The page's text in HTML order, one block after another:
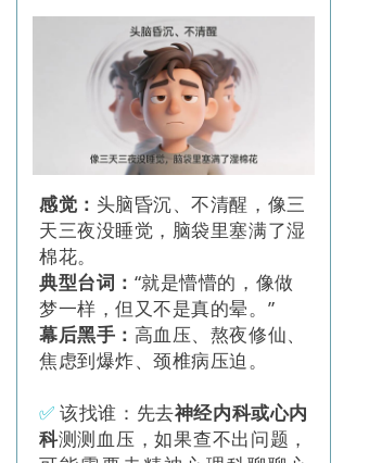
感觉： 头脑昏沉、不清醒，像三
天三夜没睡觉，脑袋里塞满了湿
棉花。
典型台词： “就是懵懵的，像做
梦一样，但又不是真的晕。”
幕后黑手： 高血压、熬夜修仙、
焦虑到爆炸、颈椎病压迫。
✅ 该找谁：先去神经内科或心内
科测测血压，如果查不出问题，